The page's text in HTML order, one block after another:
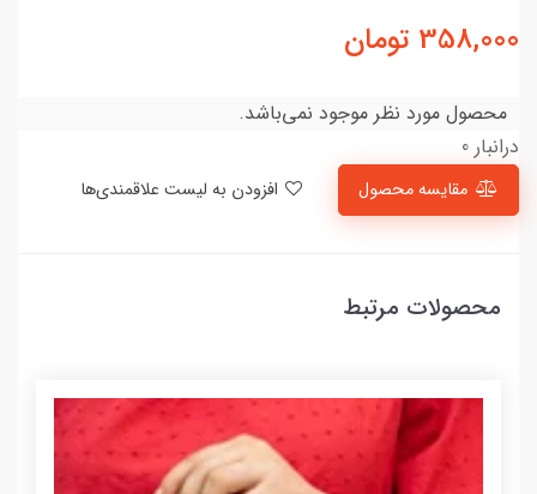
358,000 تومان
محصول مورد نظر موجود نمی‌باشد.
درانبار 0
مقایسه محصول
محصولات مرتبط